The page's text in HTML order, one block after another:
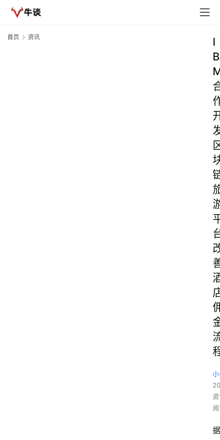
首页 资讯
I
B
据